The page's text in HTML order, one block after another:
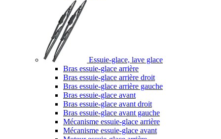
Essuie-glace, lave glace
Bras essuie-glace arrière
Bras essuie-glace arrière droit
Bras essuie-glace arrière gauche
Bras essuie-glace avant
Bras essuie-glace avant droit
Bras essuie-glace avant gauche
Mécanisme essuie-glace arrière
Mécanisme essuie-glace avant